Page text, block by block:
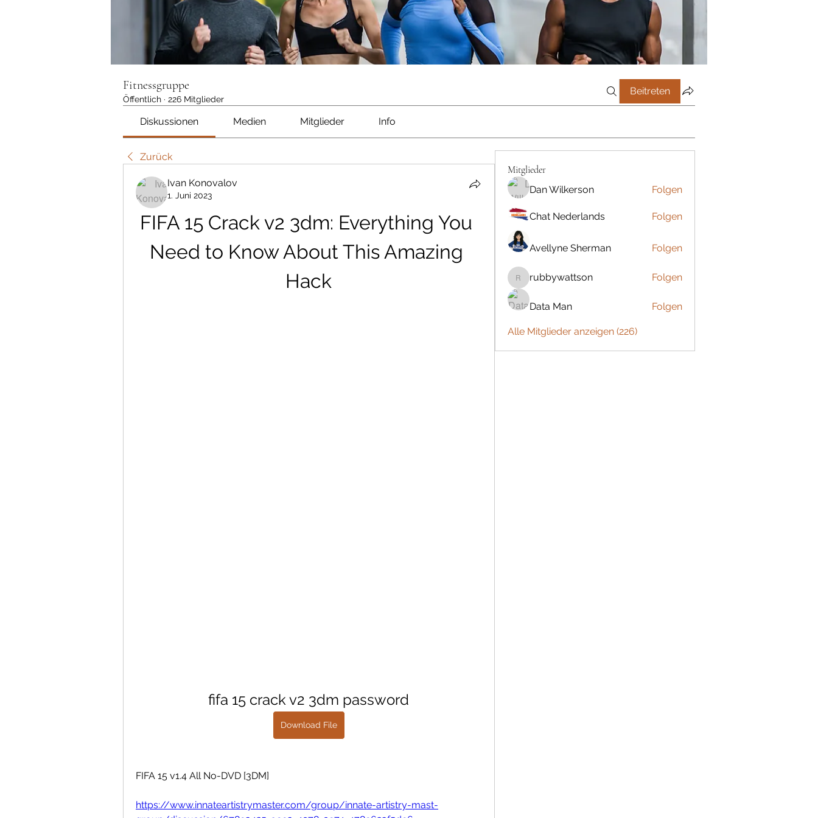
Fitnessgruppe
Öffentlich · 226 Mitglieder
Beitreten
Diskussionen Medien Mitglieder Info
Zurück
Ivan Konovalov
1. Juni 2023
FIFA 15 Crack v2 3dm: Everything You
Need to Know About This Amazing
Hack
fifa 15 crack v2 3dm password
Download File
FIFA 15 v1.4 All No-DVD [3DM]
https://www.innateartistrymaster.com/group/innate-artistry-mast-
Mitglieder
Dan Wilkerson Folgen
Chat Nederlands Folgen
Avellyne Sherman Folgen
rubbywattson
rubbywattson Folgen
Data Man Folgen
Alle Mitglieder anzeigen (226)